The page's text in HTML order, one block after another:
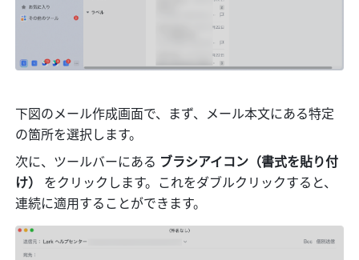
下図のメール作成画面で、まず、メール本文にある特定
の箇所を選択します。
次に、ツールバーにある ブラシアイコン（書式を貼り付
け）
をクリックします。これをダブルクリックすると、
連続に適用することができます。